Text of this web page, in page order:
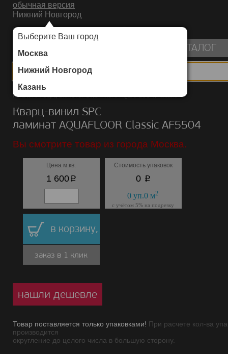
обычная версия
Нижний Новгород
Выберите Ваш город
Москва
Нижний Новгород
Казань
ИНТЕРНЕТ-МАГАЗИН НАПОЛЬНЫХ ПОКРЫТИЙ
КАТАЛОГ
Каталог/Кварц-винил SPC ламинат/AQUAFLOOR/Classic
Кварц-винил SPC
ламинат AQUAFLOOR Classic AF5504
Вы смотрите товар из города Москва.
Цена м.кв.
1 600p
Стоимость упаковок
0 p
0 уп.0 м2
с учётом 5% на подрезку
в корзину,
заказ в 1 клик
нашли дешевле
Товар поставляется только упаковками! При расчете кол-ва
производится
округление до целого числа в большую сторону.